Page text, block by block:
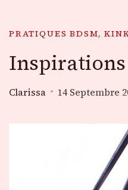
PRATIQUES BDSM,
Clarissa 14 Septembre